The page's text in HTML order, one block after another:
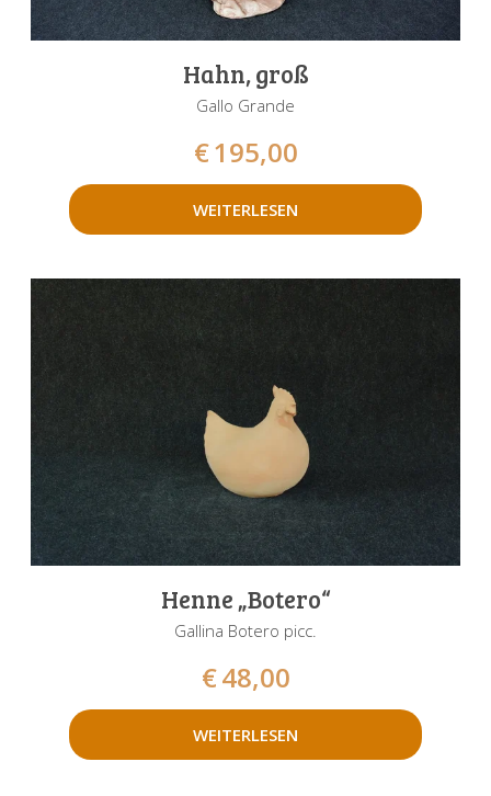
Hahn, groß
Gallo Grande
€195,00
WEITERLESEN
Henne „Botero“
Gallina Botero picc.
€48,00
WEITERLESEN